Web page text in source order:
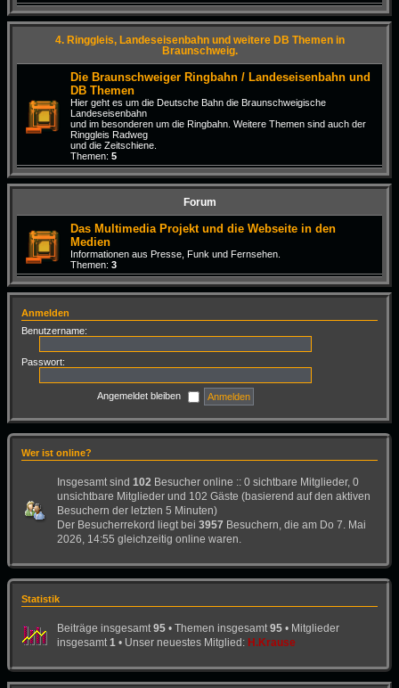
4. Ringgleis, Landeseisenbahn und weitere DB Themen in
Braunschweig.
Die Braunschweiger Ringbahn / Landeseisenbahn und
DB Themen
Hier geht es um die Deutsche Bahn die Braunschweigische
Landeseisenbahn
und im besonderen um die Ringbahn. Weitere Themen sind auch der
Ringgleis Radweg
und die Zeitschiene.
Themen: 5
Forum
Das Multimedia Projekt und die Webseite in den
Medien
Informationen aus Presse, Funk und Fernsehen.
Themen: 3
Anmelden
Benutzername:
Passwort:
Angemeldet bleiben
Wer ist online?
Insgesamt sind 102 Besucher online :: 0 sichtbare Mitglieder, 0
unsichtbare Mitglieder und 102 Gäste (basierend auf den aktiven
Besuchern der letzten 5 Minuten)
Der Besucherrekord liegt bei 3957 Besuchern, die am Do 7. Mai
2026, 14:55 gleichzeitig online waren.
Statistik
Beiträge insgesamt 95 • Themen insgesamt 95 • Mitglieder
insgesamt 1 • Unser neuestes Mitglied: H.Krause